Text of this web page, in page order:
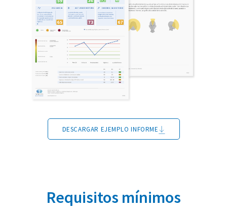
DESCARGAR EJEMPLO INFORME
Requisitos mínimos